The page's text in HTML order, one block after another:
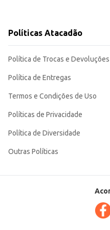
Políticas Atacadão
Política de Trocas e Devoluções
Política de Entregas
Termos e Condições de Uso
Políticas de Privacidade
Política de Diversidade
Outras Políticas